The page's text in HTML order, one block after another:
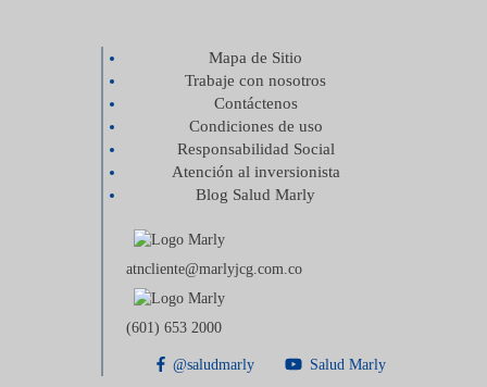
Mapa de Sitio
Trabaje con nosotros
Contáctenos
Condiciones de uso
Responsabilidad Social
Atención al inversionista
Blog Salud Marly
atncliente@marlyjcg.com.co
(601) 653 2000
@saludmarly Salud Marly